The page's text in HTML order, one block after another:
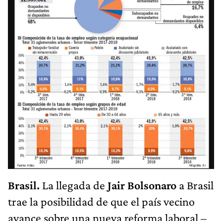
Brasil. La llegada de Jair Bolsonaro a Brasil
trae la posibilidad de que el país vecino
avance sobre una nueva reforma laboral –